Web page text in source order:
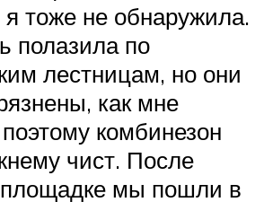
я тоже не обнаружила.
полазила по
лестницам, но они
как мне
комбинезон
чист. После
площадке мы пошли в